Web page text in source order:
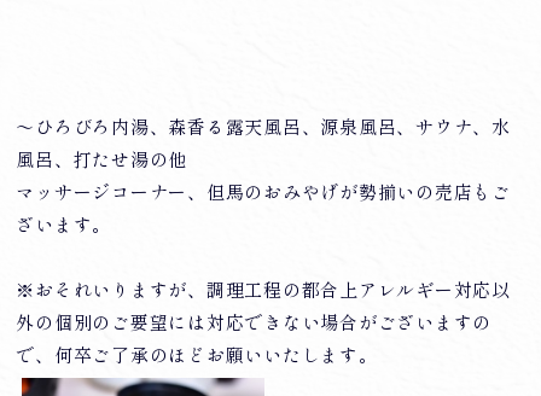
～ひろびろ内湯、森香る露天風呂、源泉風呂、サウナ、水
風呂、打たせ湯の他
マッサージコーナー、但馬のおみやげが勢揃いの売店もご
ざいます。
※おそれいりますが、調理工程の都合上アレルギー対応以
外の個別のご要望には対応できない場合がございますの
で、何卒ご了承のほどお願いいたします。